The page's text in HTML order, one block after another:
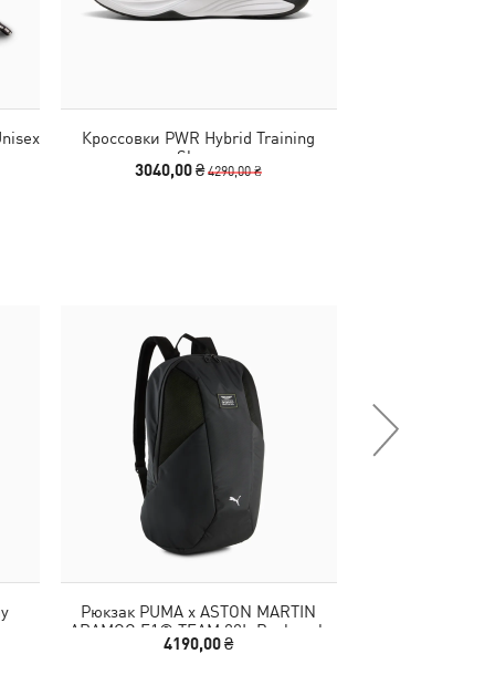
Кроссовки PWR Hybrid Training
Shoes
3040,00 ₴4290,00 ₴
Рюкзак PUMA x ASTON MARTIN
ARAMCO F1® TEAM 22L Backpack
4190,00 ₴